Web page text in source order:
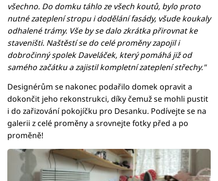
všechno. Do domku táhlo ze všech koutů, bylo proto
nutné zateplení stropu i dodělání fasády, všude koukaly
odhalené trámy. Vše by se dalo zkrátka přirovnat ke
staveništi. Naštěstí se do celé proměny zapojil i
dobročinný spolek Daveláček, který pomáhá již od
samého začátku a zajistil kompletní zateplení střechy."
Designérům se nakonec podařilo domek opravit a
dokončit jeho rekonstrukci, díky čemuž se mohli pustit
i do zařizování pokojíčku pro Desanku. Podívejte se na
galerii z celé proměny a srovnejte fotky před a po
proměně!